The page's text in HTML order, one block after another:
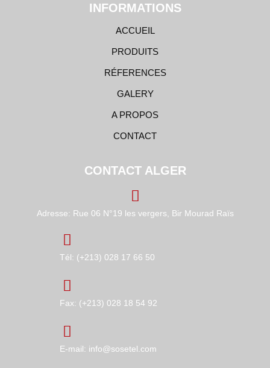
INFORMATIONS
ACCUEIL
PRODUITS
RÉFERENCES
GALERY
A PROPOS
CONTACT
CONTACT ALGER
Adresse: Rue 06 N°19 les vergers, Bir Mourad Raïs
Tél: (+213) 028 17 66 50
Fax: (+213) 028 18 54 92
E-mail: info@sosetel.com